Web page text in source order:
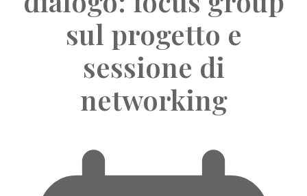
sul progetto e
sessione di
networking